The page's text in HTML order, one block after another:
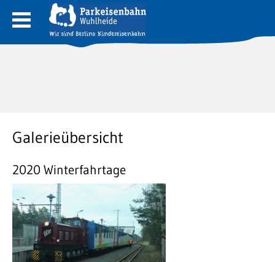
Galerieübersicht
2020 Winterfahrtage